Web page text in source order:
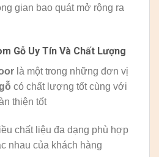
gian bao quát mở rộng ra
Gỗ Uy Tín Và Chất Lượng
là một trong những đơn vị
có chất lượng tốt cùng với
thiện tốt
chất liệu đa dạng phù hợp
nhau của khách hàng